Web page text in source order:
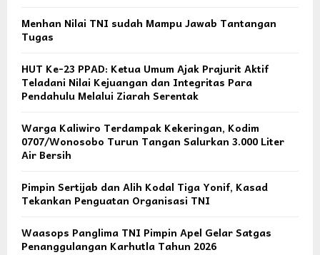
Menhan Nilai TNI sudah Mampu Jawab Tantangan
Tugas
HUT Ke-23 PPAD: Ketua Umum Ajak Prajurit Aktif
Teladani Nilai Kejuangan dan Integritas Para
Pendahulu Melalui Ziarah Serentak
Warga Kaliwiro Terdampak Kekeringan, Kodim
0707/Wonosobo Turun Tangan Salurkan 3.000 Liter
Air Bersih
Pimpin Sertijab dan Alih Kodal Tiga Yonif, Kasad
Tekankan Penguatan Organisasi TNI
Waasops Panglima TNI Pimpin Apel Gelar Satgas
Penanggulangan Karhutla Tahun 2026